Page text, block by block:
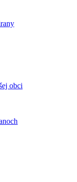
obci